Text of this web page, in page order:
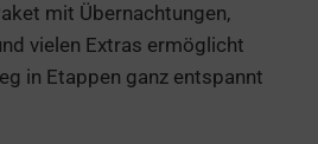
mit Übernachtungen,
vielen Extras ermöglicht
in Etappen ganz entspannt